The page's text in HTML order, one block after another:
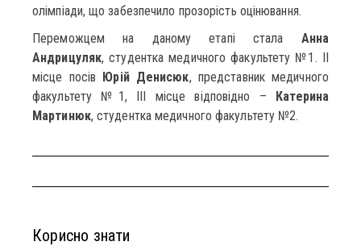
олімпіади, що забезпечило прозорість оцінювання.
Переможцем на даному етапі стала Анна
Андрицуляк, студентка медичного факультету №1. ІІ
місце посів Юрій Денисюк, представник медичного
факультету №1, ІІІ місце відповідно – Катерина
Мартинюк, студентка медичного факультету №2.
Корисно знати